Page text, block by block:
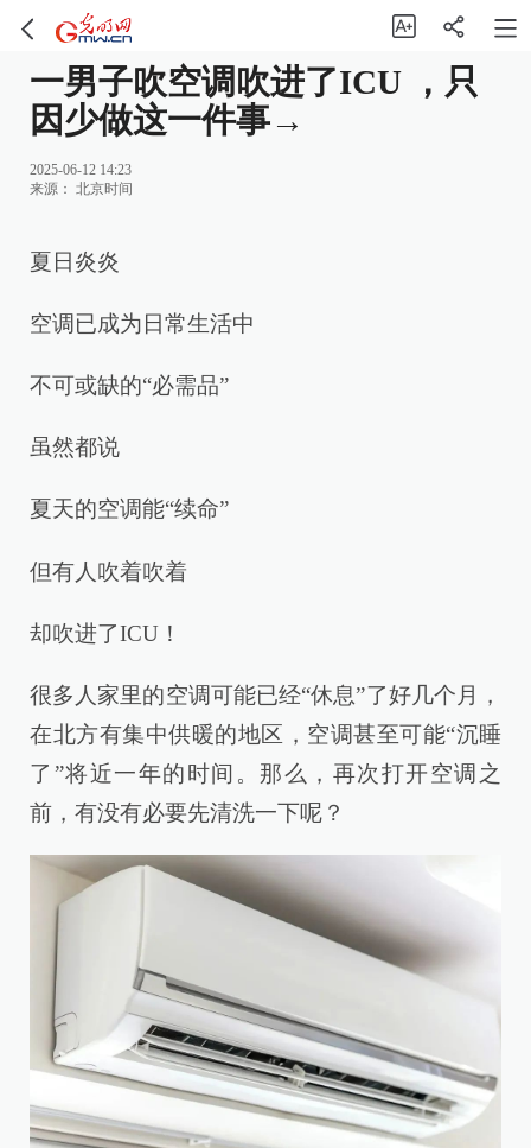
一男子吹空调吹进了ICU ，只
因少做这一件事→
2025-06-12 14:23
来源： 北京时间
夏日炎炎
空调已成为日常生活中
不可或缺的“必需品”
虽然都说
夏天的空调能“续命”
但有人吹着吹着
却吹进了ICU！
很多人家里的空调可能已经“休息”了好几个月，
在北方有集中供暖的地区，空调甚至可能“沉睡
了”将近一年的时间。那么，再次打开空调之
前，有没有必要先清洗一下呢？